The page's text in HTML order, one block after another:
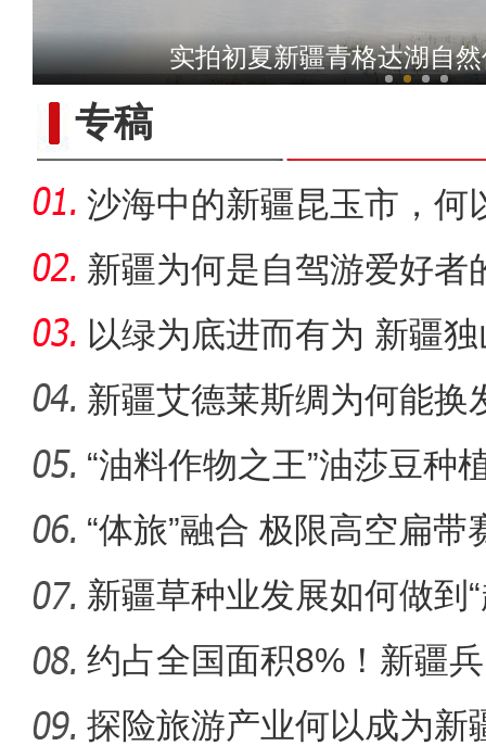
新疆兵团级“全民数字素养
电影《大改水》在新
实拍初夏新疆青格达湖自
专稿
沙海中的新疆昆玉市，何
新疆为何是自驾游爱好者
以绿为底进而有为 新疆
成“花园工
新疆艾德莱斯绸为何能换
“油料作物之王”油莎豆种
“体旅”融合 极限高空扁
区？
新疆草种业发展如何做到
约占全国面积8%！新疆
市为何能
探险旅游产业何以成为新